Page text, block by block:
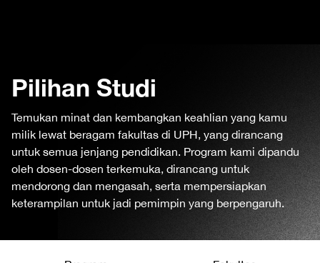
Pilihan Studi
Temukan minat dan kembangkan keahlian yang kamu
milik lewat beragam fakultas di UPH, yang dirancang
untuk semua jenjang pendidikan. Program kami dipandu
oleh dosen-dosen terkemuka, dirancang untuk
mendorong dan mengasah, serta mempersiapkan
keterampilan untuk jadi pemimpin yang berpengaruh.